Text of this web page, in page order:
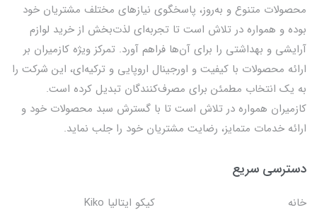
محصولات متنوع و به‌روز، پاسخگوی نیازهای مختلف مشتریان خود
بوده و همواره در تلاش است تا تجربه‌ای لذت‌بخش از خرید لوازم
آرایشی و بهداشتی را برای آن‌ها فراهم آورد. تمرکز ویژه کازمیران بر
ارائه محصولات با کیفیت و اورجینال اروپایی و ترکیه‌ای، این شرکت را
به یک انتخاب مطمئن برای مصرف‌کنندگان تبدیل کرده است.
کازمیران همواره در تلاش است تا با گسترش سبد محصولات خود و
ارائه خدمات متمایز، رضایت مشتریان خود را جلب نماید.
دسترسی سریع
خانه
کیکو ایتالیا Kiko